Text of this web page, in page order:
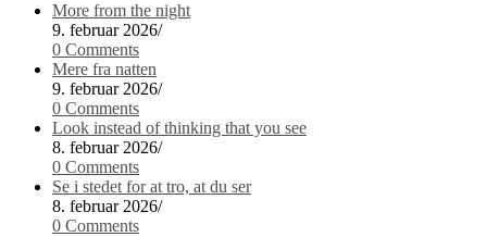
More from the night
9. februar 2026/
0 Comments
Mere fra natten
9. februar 2026/
0 Comments
Look instead of thinking that you see
8. februar 2026/
0 Comments
Se i stedet for at tro, at du ser
8. februar 2026/
0 Comments